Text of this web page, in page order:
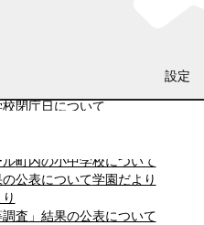
設定
アクション・プラン (第3期) 」
閉庁日について
について
導入
町内の小中学校について
公表について学園だより
査」結果の公表について